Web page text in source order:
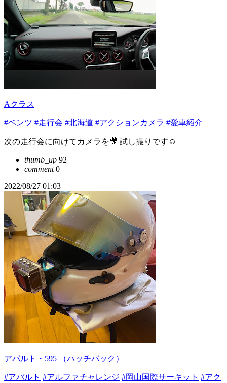
Aクラス
#ベンツ #走行会 #北海道 #アクションカメラ #愛車紹介
次の走行会に向けてカメラを🎥 試し撮りです☺️
thumb_up 92
comment0
2022/08/27 01:03
アバルト・595 （ハッチバック）
#アバルト #アルファチャレンジ #岡山国際サーキット #アク